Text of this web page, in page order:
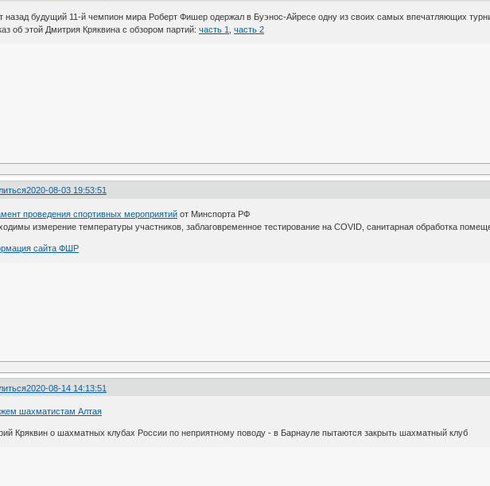
назад будущий 11-й чемпион мира Роберт Фишер одержал в Буэнос-Айресе одну из своих самых впечатляющих
об этой Дмитрия Кряквина с обзором партий:часть 1 ,часть 2
2020-08-03 19:53:51
проведения спортивных мероприятий от Минспорта РФ
измерение температуры участников, заблаговременное тестирование на COVID, санитарная обработка
сайта ФШР
2020-08-14 14:13:51
шахматистам Алтая
Кряквин о шахматных клубах России по неприятному поводу - в Барнауле пытаются закрыть шахматный клуб